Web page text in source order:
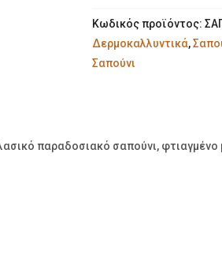
Κωδικός προϊόντος:
Δερμοκαλλυντικά,
Σαπούνι
παραδοσιακό σαπούνι, φτιαγμένο